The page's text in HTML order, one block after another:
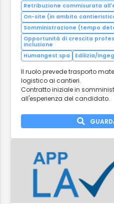
Retribuzione commisurata
On-site (in ambito
Somministrazione (tempo
Opportunità di crescita
inclusione
Humangest spa
Edilizia/
Il ruolo prevede trasporto
logistico ai cantieri.
Contratto iniziale in
all'esperienza del candidato.